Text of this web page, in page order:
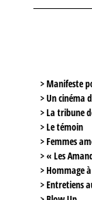
> Manifeste
> Un cinéma
> La tribune
> Le témoin
> Femmes
> « Les
> Hommage
> Entretiens